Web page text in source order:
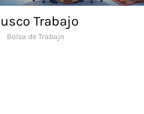
Trabajo
Bolsa de Trabajo